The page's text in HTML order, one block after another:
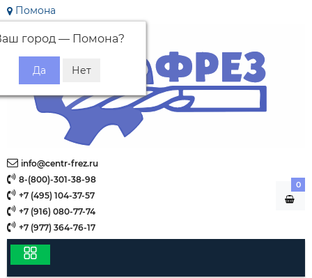
Помона
город — Помона?
info@centr-frez.ru
8-(800)-301-38-98
+7 (495) 104-37-57
+7 (916) 080-77-74
+7 (977) 364-76-17
0